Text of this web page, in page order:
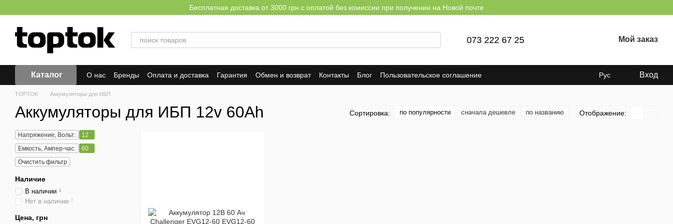
Бесплатная доставка от 3000 грн с оплатой без комиссии при получении на Новой почте
073 222 67 25 Мой заказ
Каталог О нас Бренды Оплата и доставка Гарантия Обмен и возврат Контакты Блог
Пользовательское соглашение
Отзывы о магазине
Рус Вход
TOPTOK Аккумуляторы для ИБП
Аккумуляторы для ИБП 12v 60Ah Сортировка: по популярности сначала дешевле по названию Отображение:
Напряжение, Вольт:
12
Емкость, Ампер-час:
60
Очистить фильтр
Наличие
В наличии 1
Нет в наличии 0
Цена, грн